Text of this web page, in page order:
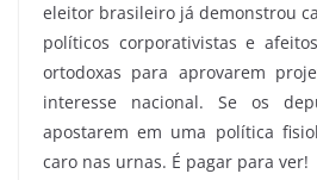
eleitor brasileiro já demonstrou
políticos corporativistas e
ortodoxas para aprovarem
interesse nacional. Se os
apostarem em uma política
caro nas urnas. É pagar para ver!